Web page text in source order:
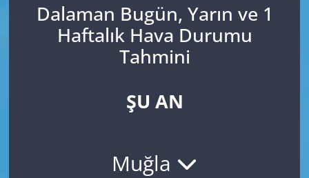
Dalaman Bugün, Yarın ve 1
Haftalık Hava Durumu
Tahmini
ŞU AN
Muğla
ÇEVRE
Süper Lig Puan Durumu ve Fikstür
Tüm Manşetler